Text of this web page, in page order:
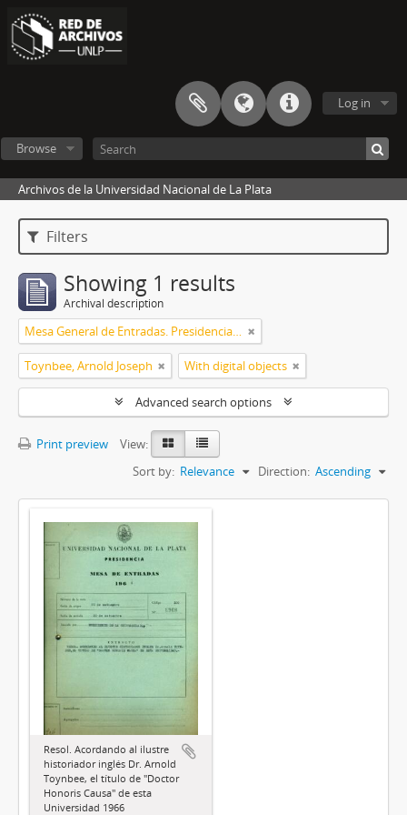
Log in
Browse
Archivos de la Universidad Nacional de La Plata
Filters
Showing 1 results
Archival description
Mesa General de Entradas. Presidencia UNLP
Toynbee, Arnold Joseph With digital objects
Advanced search options
Print preview
View:
Sort by: Relevance Direction: Ascending
Resol. Acordando al ilustre
historiador inglés Dr. Arnold
Toynbee, el título de "Doctor
Honoris Causa" de esta
Universidad 1966